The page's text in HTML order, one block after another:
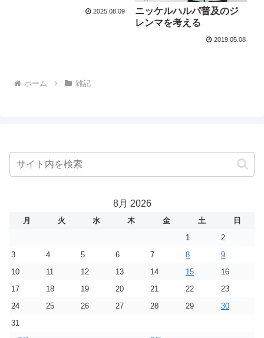
2025.08.09
ニッケルハルパ普及のジ
レンマを考える
2019.05.08
ホーム 雑記
8月 2026
月 火 水 木 金 土
日
1
2
3
4 5 6 7 8
9
10
11 12 13 14 15
16
17
18 19 20 21 22
23
24
25 26 27 28 29
30
31